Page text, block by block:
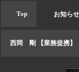
Top お知らせ
西岡 剛 【業務提携】